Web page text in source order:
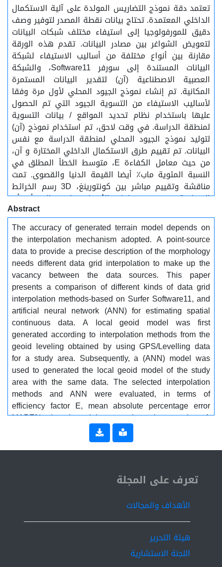
تعتمد دقة نموذج التضاريس المولدة على آلية الاستكمال
الداخلي المعتمدة. تحتاج بيانات نقطة المصدر لتوفير وصف
دقيق للمورفولوجيا إلى استيفاء مختلف شبكات البيانات
لتعويض الشواغر بين مصادر البيانات. تقدم هذه الورقة
مقارنة بين أنواع مختلفة من أساليب الاستيفاء لشبكة
البيانات المستندة إلى سورفر Software11، والشبكة
العصبية الاصطناعية (آن) لتقدير البيانات المستمرة
المكانية. تم إنشاء نموذج الجيود المحلي لأول مرة وفقا
لأساليب الاستيفاء من التسوية الجيود التي تم الحصول
عليها باستخدام نظام تحديد المواقع / بيانات التسوية
لمنطقة الدراسة. في وقت لاحق، تم استخدام نموذج (آن)
لتوليد نموذج الجيود المحلي لمنطقة الدراسة مع نفس
البيانات. تم تقييم طرق الاستكمال الداخلي المختارة و آن،
من حيث معامل الكفاءة E، متوسط ​​الخطأ المطلق في
النسبة المئوية ماب٪ أيضا القيمة الدنيا والقصوى. تمت
مناقشة وتقييم مباشر بين كونتورينغ، 3D رسم الخرائط
السطحية، وحجم ومساحات الأسطح. خلصت إلى أن أن
يمكن أن تستخدم لنمذجة التسوية المحلية كطريقة
استيفاء بديلة بدقة عالية، من حيث ماب٪ = 0.09 و E =
0.97. أن، لديها القدرة على توفير تنبؤات دقيقة وكفاف
تحديد المواقع الموقع وخرائط سطح 3D.
Abstract
The accuracy of generated terrain model depends on
the interpolation mechanism adopted. A point-source
data to provide a precise description of the morphology
needs different data grid interpolation to make up the
vacancy between the data sources. This paper
presents a comparison of different kinds of data grid
interpolation methods-based on Surfer Software11, and
artificial neural network (ANN) for estimating spatial
continuous data. A local geoid model was first
generated according to interpolation methods from the
geoid leveling obtained by using GPS/Levelling data
for a study area. Subsequently, a (ANN) model was
used to generated the local geoid model of the study
area with the same data. The selected interpolation
methods and ANN were evaluated, in terms of
efficiency factor E, mean absolute percentage error
MAPE% also the minimum and maximum value. A
direct comparison between contouring, 3D surface
mapping , volumes and areas for the surfaces, was
discussed and evaluated. Concluded that ANN can be
interpolation method with high accuracy, in terms of
MAPE%=0.09 and E =0.97. ANN, has the potential to
provide accurate predictions and site profiling contour
ISSN 2519-9854
تعرف على المجلة
الأهداف والمجالات
هيئة التحرير
اللجنة الاستشارية